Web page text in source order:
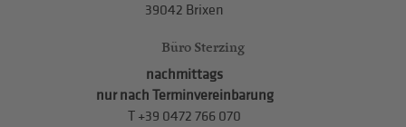
39042 Brixen
Büro Sterzing
nachmittags
nur nach Terminvereinbarung
T +39 0472 766 070